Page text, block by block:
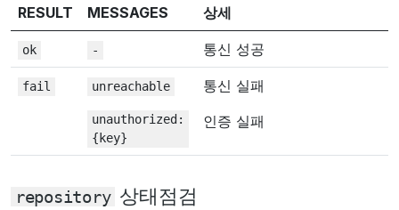
RESULT MESSAGES 상세
ok - 통신 성공
fail unreachable
unauthorized:
{key}
통신 실패
인증 실패
repository 상태점검